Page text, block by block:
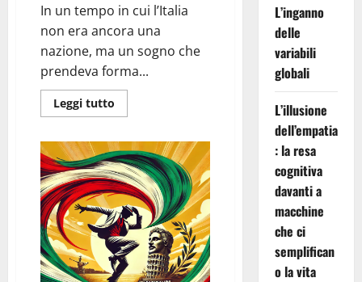
In un tempo in cui l’Italia
non era ancora una
nazione, ma un sogno che
prendeva forma...
Leggi tutto
di
La
spigolatrice
di
Sapri
L’inganno
delle
variabili
globali
L’illusione
dell’empatia
: la resa
cognitiva
davanti a
macchine
che ci
semplifican
o la vita